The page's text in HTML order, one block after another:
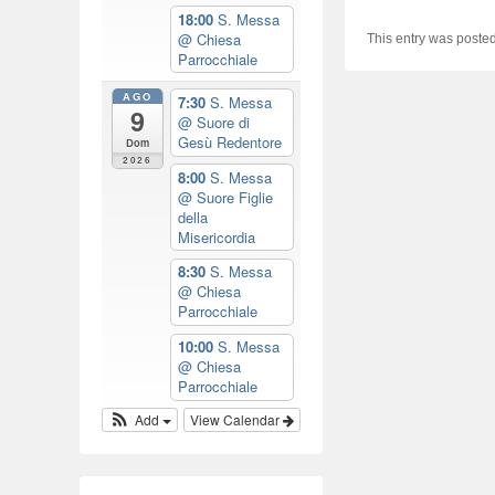
This entry was
18:00 S. Messa
@ Chiesa
Parrocchiale
AGO
9
Dom
2026
7:30 S. Messa
@ Suore di
Gesù Redentore
8:00 S. Messa
@ Suore Figlie
della
Misericordia
8:30 S. Messa
@ Chiesa
Parrocchiale
10:00 S. Messa
@ Chiesa
Parrocchiale
View Calendar
Add